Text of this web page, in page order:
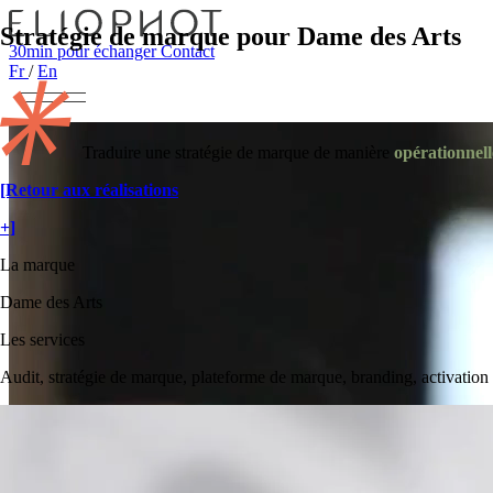
30min pour échangerContact
Fr/ En
Stratégie de marque pour Dame des Arts
Traduire une stratégie de marque de manière
[Retour aux réalisations
+]
La marque
Dame des Arts
Les services
Audit, stratégie de marque, plateforme de marque, branding, activation